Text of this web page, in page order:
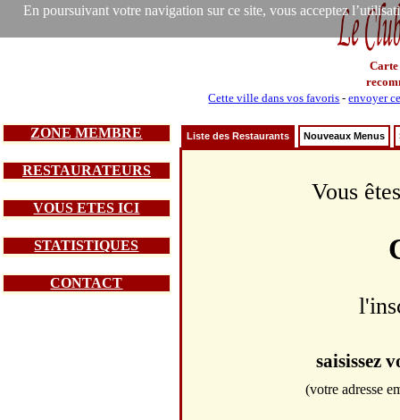
En poursuivant votre navigation sur ce site, vous acceptez
Carte
Cette ville dans vos favoris -envoyer
ZONE MEMBRE
RESTAURATEURS
VOUS ETES ICI
STATISTIQUES
CONTACT
Liste des Restaurants Nouveaux Menus
Vous
saisissez
(votre adresse